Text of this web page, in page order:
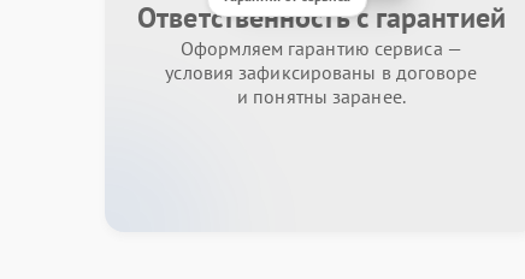
Ответственность с гарантией
Оформляем гарантию сервиса —
условия зафиксированы в договоре
и понятны заранее.